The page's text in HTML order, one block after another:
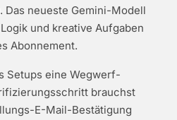
Das neueste Gemini-Modell
und kreative Aufgaben
Abonnement.
Setups eine Wegwerf-
brauchst
E-Mail-Bestätigung